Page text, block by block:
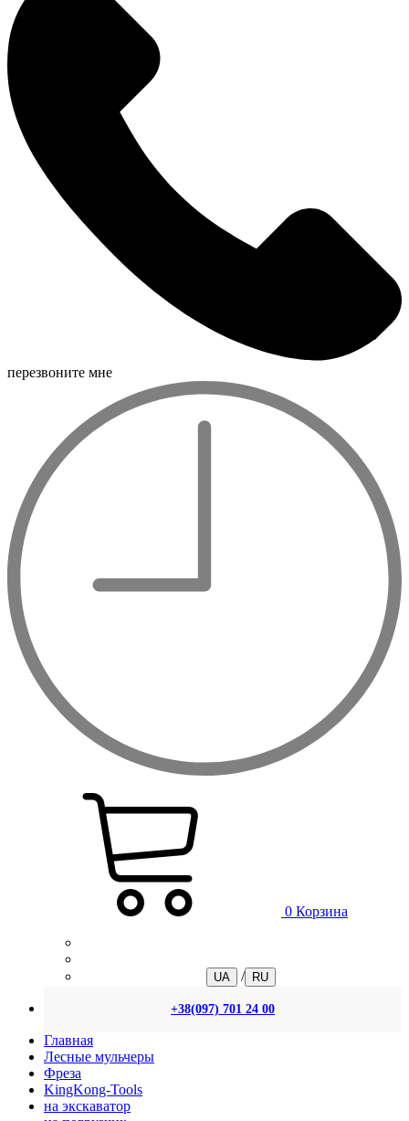
перезвоните мне
0 Корзина
UA / RU
+38(097) 701 24 00
Главная
Лесные мульчеры
Фреза
KingKong-Tools
на экскаватор